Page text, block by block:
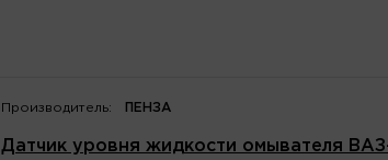
Производитель: ПЕНЗА
Датчик уровня жидкости омывателя